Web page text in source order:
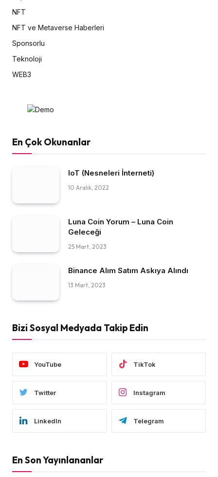
NFT
NFT ve Metaverse Haberleri
Sponsorlu
Teknoloji
WEB3
En Çok Okunanlar
IoT (Nesneleri İnterneti)
10 Aralık, 2022
Luna Coin Yorum – Luna Coin
Geleceği
25 Mart, 2023
Binance Alım Satım Askıya Alındı
13 Mart, 2023
Bizi Sosyal Medyada Takip Edin
YouTube TikTok
Twitter Instagram
LinkedIn Telegram
En Son Yayınlananlar